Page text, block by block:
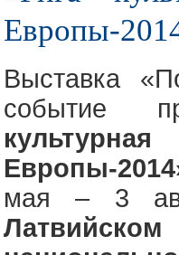
Европы-
Выставка
событие
Европы-
мая – 3